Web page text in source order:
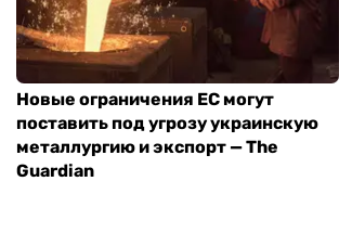
Новые ограничения ЕС могут
поставить под угрозу украинскую
металлургию и экспорт — The
Guardian